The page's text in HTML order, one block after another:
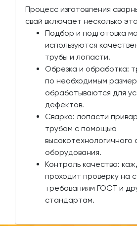
Процесс изготовления
свай включает несколько
Подбор и подготовка
используются
трубы и лопасти.
Обрезка и обработка:
по необходимым
обрабатываются для
дефектов.
Сварка: лопасти
трубам с помощью
высокотехнологичного
оборудования.
Контроль качества:
проходит проверку на
требованиям ГОСТ и
стандартам.